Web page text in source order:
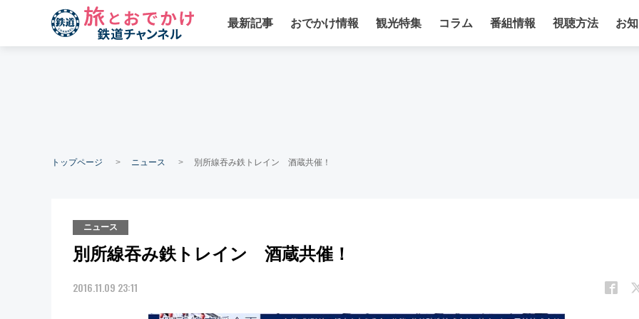
最新記事 おでかけ情報 観光特集 コラム 番組情報 視聴方法 お
トップページ ニュース 別所線吞み鉄トレイン 酒蔵共催！
ニュース
別所線吞み鉄トレイン 酒蔵共催！
2016.11.09 23:11